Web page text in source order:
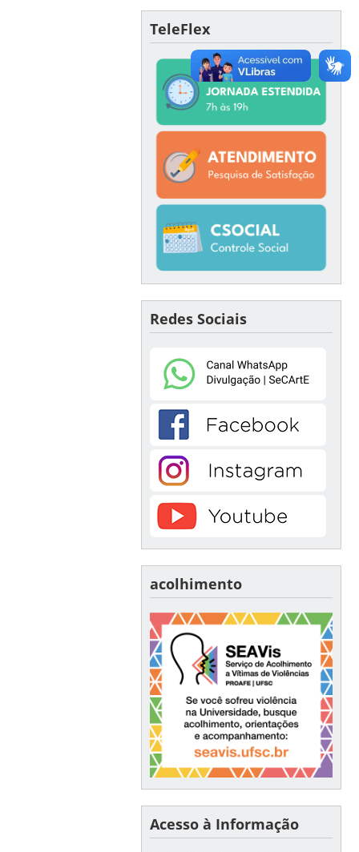
TeleFlex
Redes Sociais
acolhimento
Acesso à Informação